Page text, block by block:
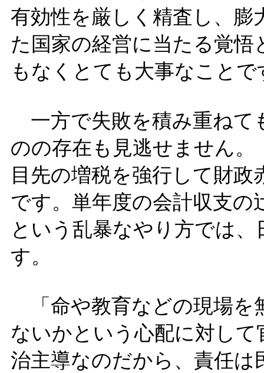
有効性を厳しく精査し、膨
た国家の経営に当たる覚
もなくとても大事なことで
一方で失敗を積み重ねて
のの存在も見逃せません。
目先の増税を強行して財
です。単年度の会計収支の
という乱暴なやり方では
す。
「命や教育などの現場を
ないかという心配に対し
治主導なのだから、責任